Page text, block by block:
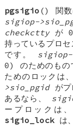
pgsigio () 関数
sigiop-
checkcttyが 0
持っているプロ
です。 sigiop-
0) のためのもの
ためのロックは
>sio_pgidがプ
あるなら、
ープロックは
sigio_lock は